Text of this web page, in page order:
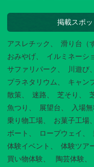
掲載スポ
アスレチック 滑り台（
おみやげ
イルミネーシ
サファリパーク
川遊び
プラネタリウム
キャン
散策
迷路 芝そり
魚つり
展望台 入場
乗り物工場
お菓子工場
ボート
ロープウェイ
体験イベント
体験ツア
買い物体験
陶芸体験